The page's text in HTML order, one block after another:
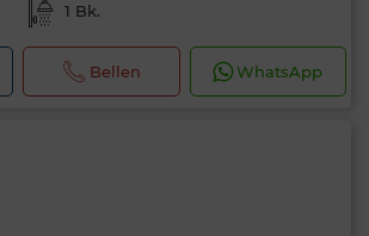
1 Bk.
Bellen WhatsApp